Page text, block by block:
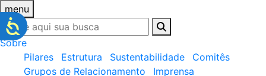
menu
Sobre
Pilares
Estrutura Sustentabilidade
Comitês
Grupos de Relacionamento
Imprensa